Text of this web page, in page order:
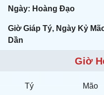
Ngày: Hoàng Đạo
Giờ Giáp Tý, Ngày Kỷ
Dần
Giờ
Tý
Mão